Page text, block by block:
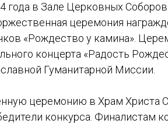
года в Зале Церковных
церемония
«Рождество у камина».
концерта «Радость
Гуманитарной Миссии.
церемонию в Храм Христа
конкурса. Финалистам